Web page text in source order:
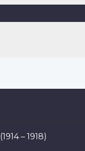
(1914 – 1918)